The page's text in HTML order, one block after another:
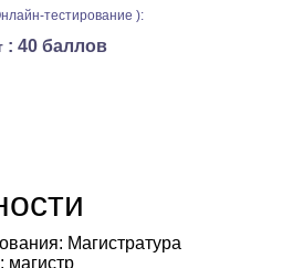
тестирование ):
: 40 баллов
Магистратура
: магистр